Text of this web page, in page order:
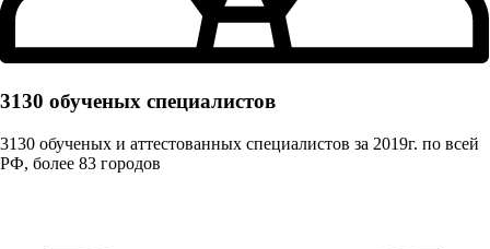
3130 обученых cпециалистов
3130 обученых и аттестованных специалистов за 2019г. по всей
РФ, более 83 городов